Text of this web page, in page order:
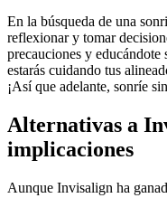
En la búsqueda de una
reflexionar y tomar
precauciones y
estarás cuidando tus
¡Así que adelante, sonríe
Alternativas a
implicaciones
Aunque Invisalign ha